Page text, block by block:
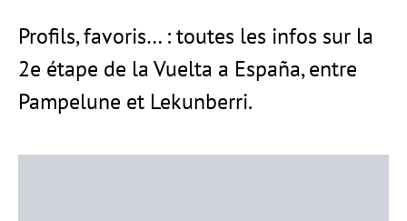
Profils, favoris… : toutes les infos sur la
2e étape de la Vuelta a España, entre
Pampelune et Lekunberri.